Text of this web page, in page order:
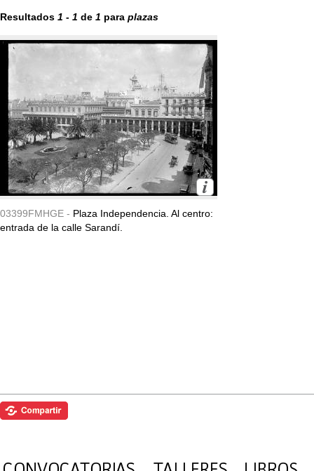
Resultados 1 - 1 de 1 para plazas
03399FMHGE - Plaza Independencia. Al centro:
entrada de la calle Sarandí.